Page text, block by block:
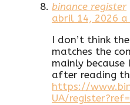
binance register
abril 14, 2026
I don’t think
matches the
mainly
after reading
https://
UA/